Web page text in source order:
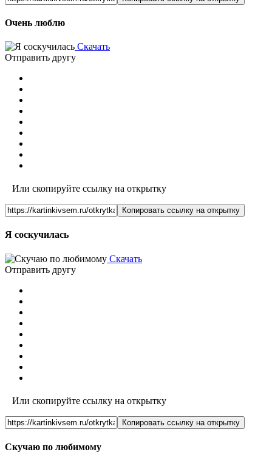
Очень люблю
Скачать
Отправить другу
Или скопируйте ссылку на открытку
Копировать ссылку на открытку
Я соскучилась
Скачать
Отправить другу
Или скопируйте ссылку на открытку
Копировать ссылку на открытку
Скучаю по любимому